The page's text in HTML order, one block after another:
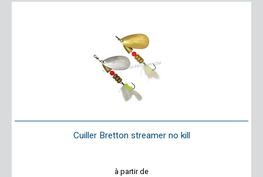
Cuiller Bretton streamer no kill
à partir de